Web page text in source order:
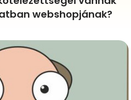
webshopjának?